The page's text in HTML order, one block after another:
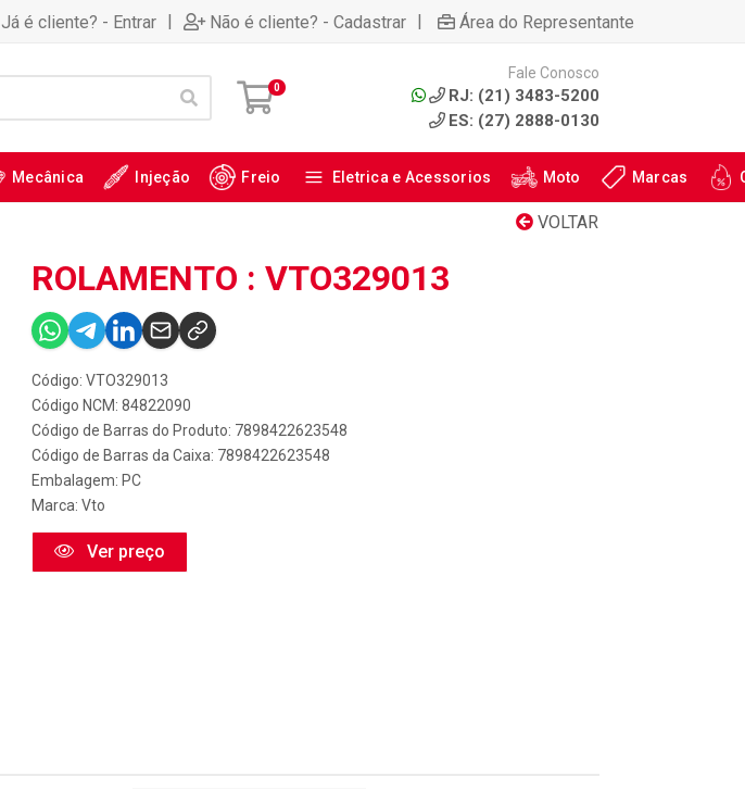
Já é cliente? - Entrar | Não é cliente? - Cadastrar | Área do Representante
0
Fale Conosco
RJ: (21) 3483-5200
ES: (27) 2888-0130
Mecânica Injeção Freio Eletrica e Acessorios Moto Marcas
VOLTAR
ROLAMENTO : VTO329013
Código: VTO329013
Código NCM: 84822090
Código de Barras do Produto: 7898422623548
Código de Barras da Caixa: 7898422623548
Embalagem: PC
Marca: Vto
Ver preço